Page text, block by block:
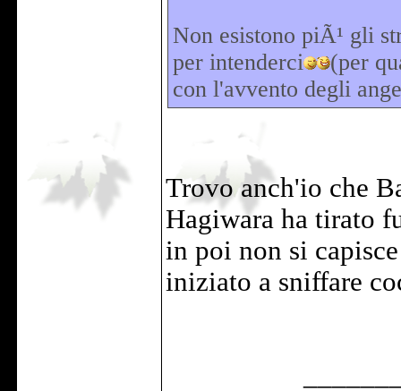
Non esistono piÃ¹ gli
per intenderci
(per
con l'avvento degli
Trovo anch'io che
Hagiwara ha tirato
in poi non si
iniziato a sniffare